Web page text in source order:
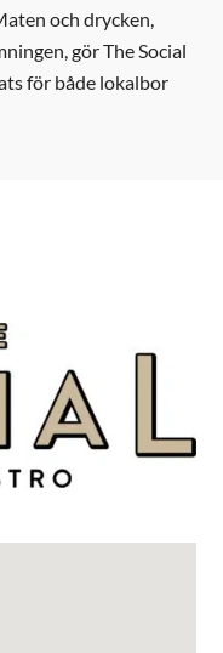
och drycken,
gör The Social
för både lokalbor